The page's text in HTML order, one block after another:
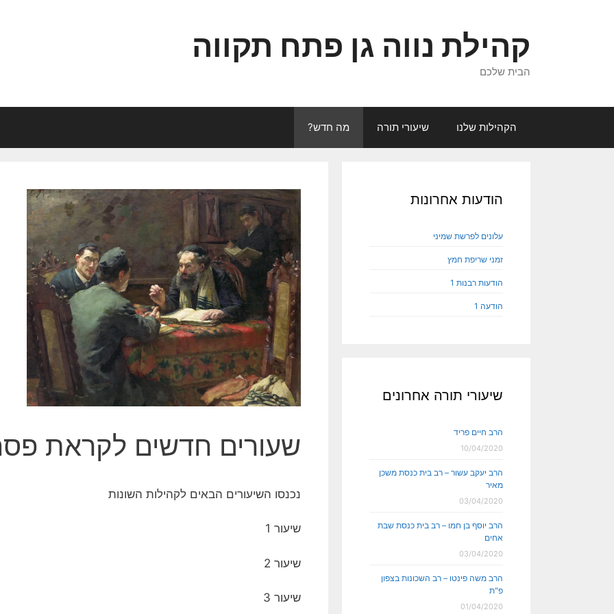
קהילת נווה גן פתח תקווה
הבית שלכם
הקהילות שלנו שיעורי תורה מה חדש?
שעורים חדשים לקראת
נכנסו השיעורים הבאים לקהילות השונות
שיעור 1
שיעור 2
שיעור 3
הודעות אחרונות
עלונים לפרשת שמיני
זמני שריפת חמץ
הודעות רבנות 1
הודעה 1
שיעורי תורה אחרונים
הרב חיים פריד
10/04/2020
הרב יעקב עשור – רב בית כנסת משכן
מאיר
03/04/2020
הרב יוסף בן חמו – רב בית כנסת שבת
אחים
03/04/2020
הרב משה פינטו – רב השכונות בצפון
פ"ת
01/04/2020